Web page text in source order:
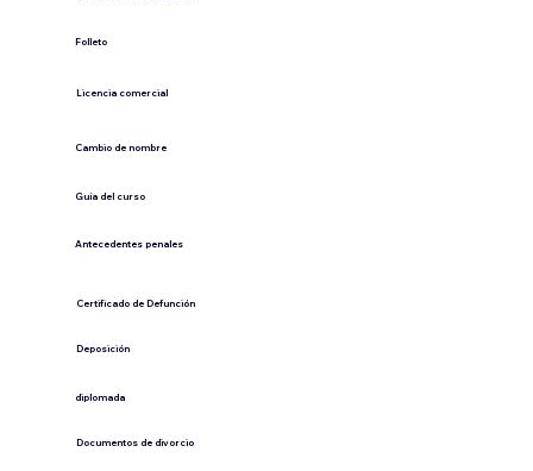
Folleto
​Licencia comercial
Cambio de nombre
Guía del curso
Antecedentes penales
​Certificado de Defunción
​Deposición
diplomada
Documentos de divorcio